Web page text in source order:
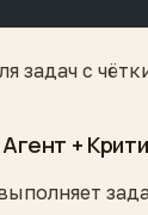
задач с
+